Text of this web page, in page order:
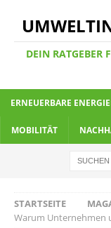
DEIN RATGEBER
ERNEUERBARE
MOBILITÄT
STARTSEITE
Warum Unternehmen